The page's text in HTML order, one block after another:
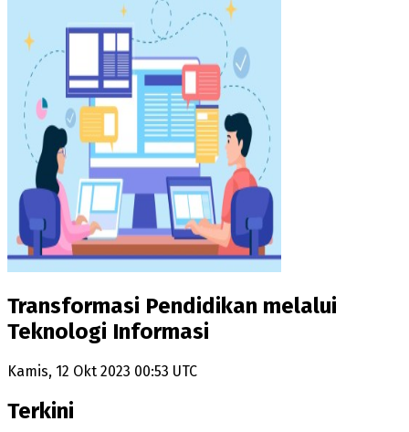
Transformasi Pendidikan melalui
Teknologi Informasi
Kamis, 12 Okt 2023 00:53 UTC
Terkini